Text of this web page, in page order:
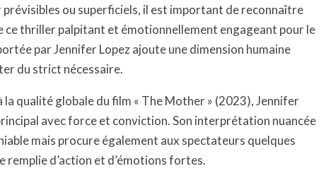
ou superficiels, il est important de reconnaître
thriller palpitant et émotionnellement engageant pour le
par Jennifer Lopez ajoute une dimension humaine
du strict nécessaire.
qualité globale du film « The Mother » (2023), Jennifer
avec force et conviction. Son interprétation nuancée
mais procure également aux spectateurs quelques
remplie d’action et d’émotions fortes.